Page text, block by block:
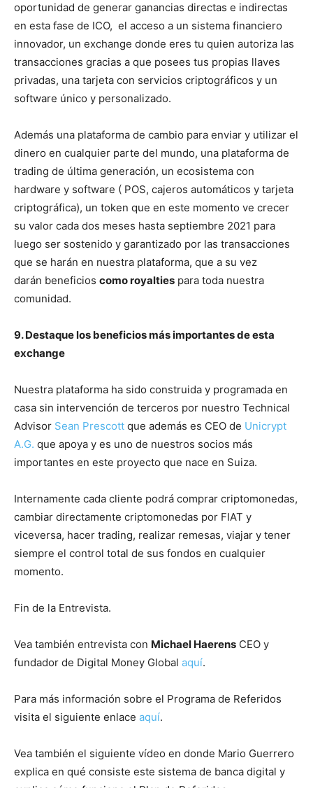
oportunidad de generar ganancias directas e indirectas
en esta fase de ICO, el acceso a un sistema financiero
innovador, un exchange donde eres tu quien autoriza las
transacciones gracias a que posees tus propias llaves
privadas, una tarjeta con servicios criptográficos y un
software único y personalizado.
Además una plataforma de cambio para enviar y utilizar el
dinero en cualquier parte del mundo, una plataforma de
trading de última generación, un ecosistema con
hardware y software ( POS, cajeros automáticos y tarjeta
criptográfica), un token que en este momento ve crecer
su valor cada dos meses hasta septiembre 2021 para
luego ser sostenido y garantizado por las transacciones
que se harán en nuestra plataforma, que a su vez
darán beneficios como royalties para toda nuestra
comunidad.
9. Destaque los beneficios más importantes de esta
exchange
Nuestra plataforma ha sido construida y programada en
casa sin intervención de terceros por nuestro Technical
Advisor Sean Prescott que además es CEO de Unicrypt
A.G. que apoya y es uno de nuestros socios más
importantes en este proyecto que nace en Suiza.
Internamente cada cliente podrá comprar criptomonedas,
cambiar directamente criptomonedas por FIAT y
viceversa, hacer trading, realizar remesas, viajar y tener
siempre el control total de sus fondos en cualquier
momento.
Fin de la Entrevista.
Vea también entrevista con Michael Haerens CEO y
fundador de Digital Money Global aquí.
Para más información sobre el Programa de Referidos
visita el siguiente enlace aquí.
Vea también el siguiente vídeo en donde Mario Guerrero
explica en qué consiste este sistema de banca digital y